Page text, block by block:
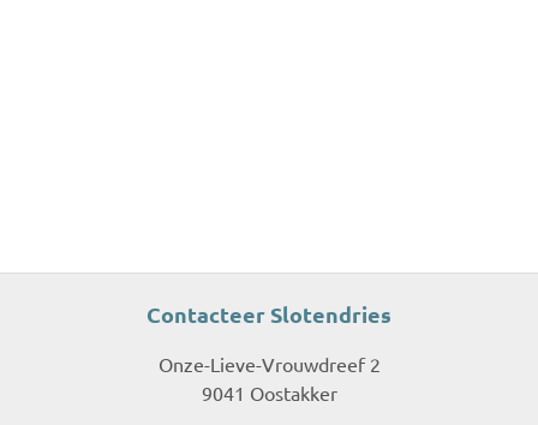
Contacteer Slotendries
Onze-Lieve-Vrouwdreef 2
9041 Oostakker